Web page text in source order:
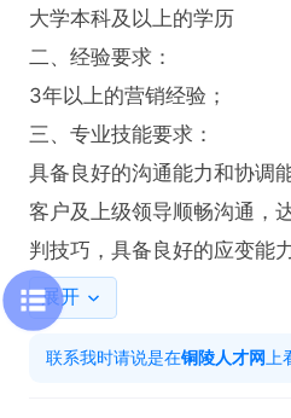
大学本科及以上的学历
二、经验要求：
3年以上的营销经验；
三、专业技能要求：
具备良好的沟通能力和协调
客户及上级领导顺畅沟通，
判技巧，具备良好的应变能
环境下完成营销任务；
四、其他要求：形象气质佳
稳，能应酬，本岗位需要一
展开
联系我时请说是在铜陵人才网